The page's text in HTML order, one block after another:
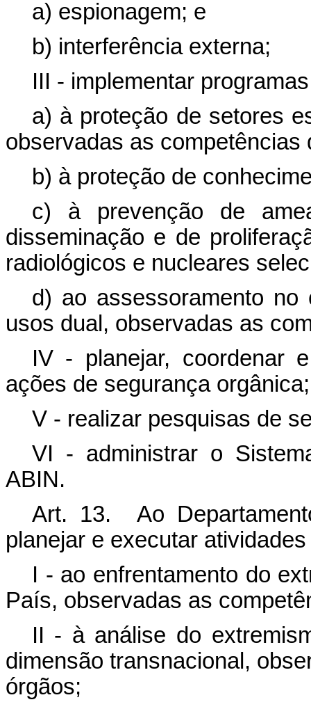
a) espionagem; e
b) interferência externa;
III - implementar
a) à proteção de setores
observadas as competências
b) à proteção de
c) à prevenção de
disseminação e de
radiológicos e nucleares
d) ao assessoramento
usos dual, observadas as
IV - planejar, coordenar
ações de segurança orgânica;
V - realizar pesquisas de
VI - administrar o
ABIN.
Art. 13. Ao
planejar e executar
I - ao enfrentamento do
País, observadas as
II - à análise do
dimensão transnacional,
órgãos;